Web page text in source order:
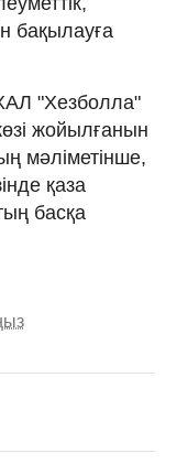
бақылауға
"Хезболла"
жойылғанын
мәліметінше,
қаза
басқа